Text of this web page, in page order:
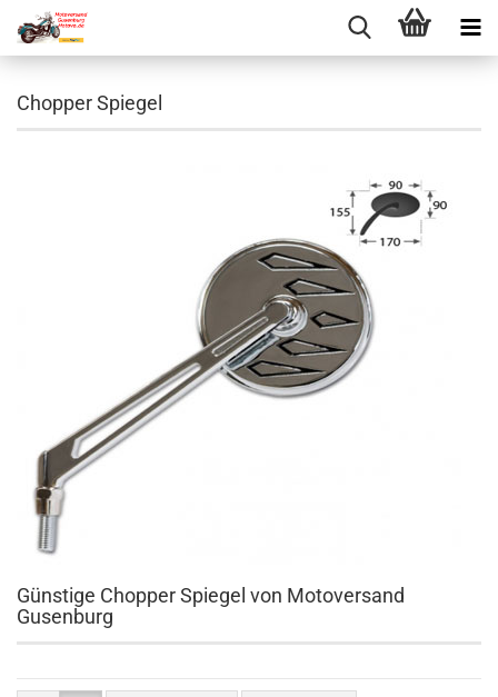
Chopper Spiegel
Günstige Chopper Spiegel von Motoversand
Gusenburg